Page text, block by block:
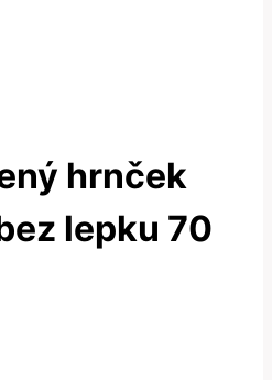
hrnček
lepku 70